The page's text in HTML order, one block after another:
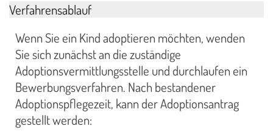
Verfahrensablauf
Wenn Sie ein Kind adoptieren möchten, wenden
Sie sich zunächst an die zuständige
Adoptionsvermittlungsstelle und durchlaufen ein
Bewerbungsverfahren. Nach bestandener
Adoptionspflegezeit, kann der Adoptionsantrag
gestellt werden: